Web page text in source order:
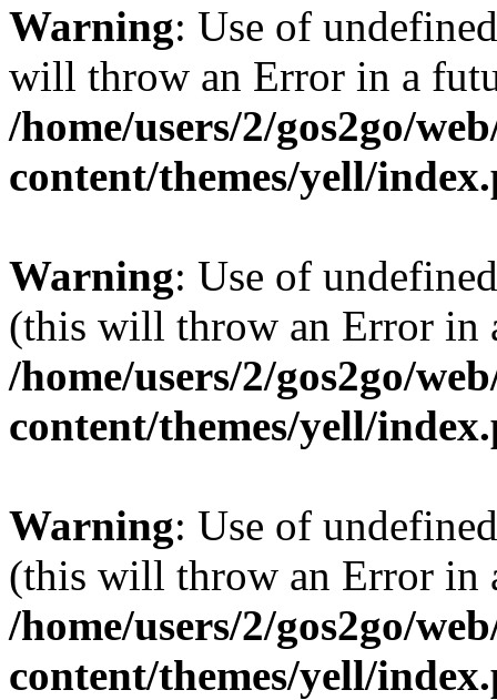
Warning: Use of
will throw an Error in a
/home/users/2/gos2go/
content/themes/yell/
Warning: Use of
(this will throw an Error in
/home/users/2/gos2go/
content/themes/yell/
Warning: Use of
(this will throw an Error in
/home/users/2/gos2go/
content/themes/yell/